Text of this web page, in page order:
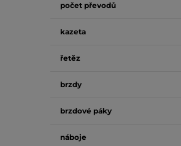
počet převodů
kazeta
řetěz
brzdy
brzdové páky
náboje